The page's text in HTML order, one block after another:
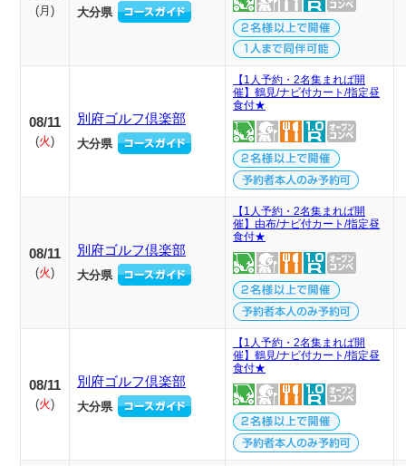
( 月 ) 大分県
08/11
(火)
別府ゴルフ倶楽部
大分県
【1人予約・2名集まれば開
催】鶴見/ナビ付カート/指定昼
食付★
08/11
(火)
別府ゴルフ倶楽部
大分県
【1人予約・2名集まれば開
催】由布/ナビ付カート/指定昼
食付★
08/11
(火)
別府ゴルフ倶楽部
大分県
【1人予約・2名集まれば開
催】鶴見/ナビ付カート/指定昼
食付★